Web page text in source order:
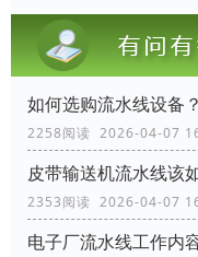
如何选购流水线设备？
2258阅读 2026-04-07
皮带输送机流水线该
2353阅读 2026-04-07
电子厂流水线工作内